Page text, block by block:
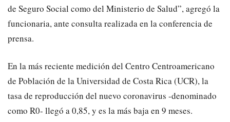
de Seguro Social como del Ministerio de Salud”, agregó la
funcionaria, ante consulta realizada en la conferencia de
prensa.
En la más reciente medición del Centro Centroamericano
de Población de la Universidad de Costa Rica (UCR), la
tasa de reproducción del nuevo coronavirus -denominado
como R0- llegó a 0,85, y es la más baja en 9 meses.